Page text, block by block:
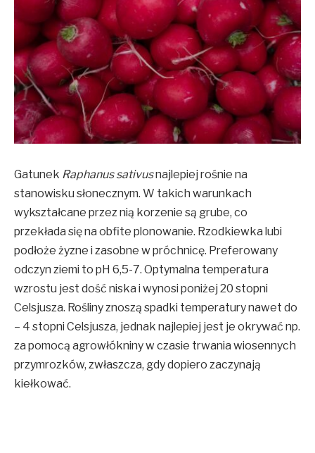
Gatunek Raphanus sativusnajlepiej rośnie na
stanowisku słonecznym. W takich warunkach
wykształcane przez nią korzenie są grube, co
przekłada się na obfite plonowanie. Rzodkiewka lubi
podłoże żyzne i zasobne w próchnicę. Preferowany
odczyn ziemi to pH 6,5-7. Optymalna temperatura
wzrostu jest dość niska i wynosi poniżej 20 stopni
Celsjusza. Rośliny znoszą spadki temperatury nawet do
– 4 stopni Celsjusza, jednak najlepiej jest je okrywać np.
za pomocą agrowłókniny w czasie trwania wiosennych
przymrozków, zwłaszcza, gdy dopiero zaczynają
kiełkować.